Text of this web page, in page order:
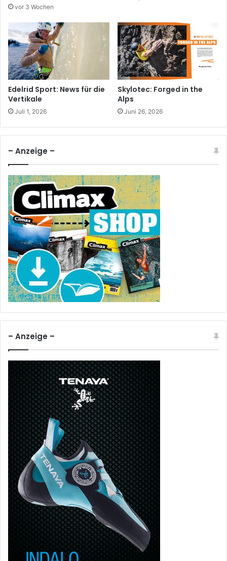
vor 3 Wochen
Edelrid Sport: News für die
Vertikale
Juli 1, 2026
Skylotec: Forged in the
Alps
Juni 26, 2026
– Anzeige –
– Anzeige –